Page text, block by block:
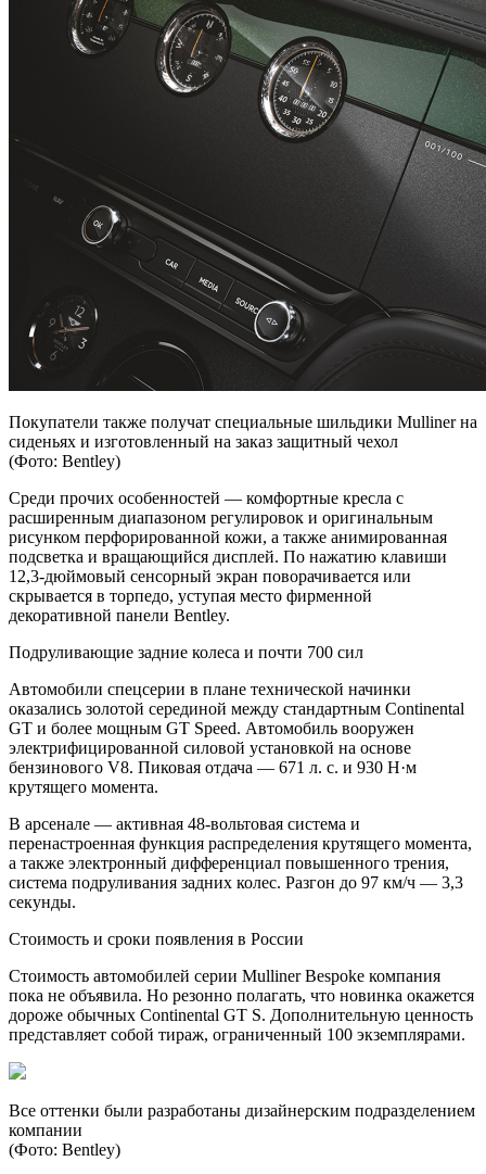
Покупатели также получат специальные шильдики Mulliner на
сиденьях и изготовленный на заказ защитный чехол
(Фото: Bentley)
Среди прочих особенностей — комфортные кресла с
расширенным диапазоном регулировок и оригинальным
рисунком перфорированной кожи, а также анимированная
подсветка и вращающийся дисплей. По нажатию клавиши
12,3-дюймовый сенсорный экран поворачивается или
скрывается в торпедо, уступая место фирменной
декоративной панели Bentley.
Подруливающие задние колеса и почти 700 сил
Автомобили спецсерии в плане технической начинки
оказались золотой серединой между стандартным Continental
GT и более мощным GT Speed. Автомобиль вооружен
электрифицированной силовой установкой на основе
бензинового V8. Пиковая отдача — 671 л. с. и 930 Н·м
крутящего момента.
В арсенале — активная 48-вольтовая система и
перенастроенная функция распределения крутящего момента,
а также электронный дифференциал повышенного трения,
система подруливания задних колес. Разгон до 97 км/ч — 3,3
секунды.
Стоимость и сроки появления в России
Стоимость автомобилей серии Mulliner Bespoke компания
пока не объявила. Но резонно полагать, что новинка окажется
дороже обычных Continental GT S. Дополнительную ценность
представляет собой тираж, ограниченный 100 экземплярами.
Все оттенки были разработаны дизайнерским подразделением
компании
(Фото: Bentley)